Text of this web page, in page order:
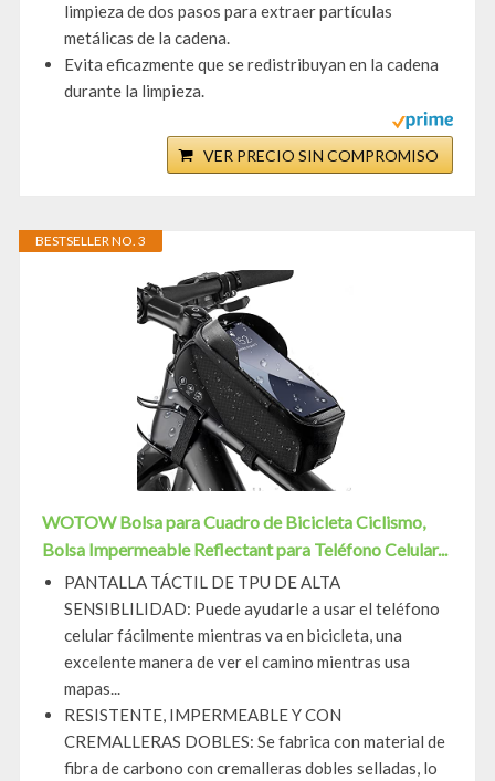
limpieza de dos pasos para extraer partículas
metálicas de la cadena.
Evita eficazmente que se redistribuyan en la cadena
durante la limpieza.
VER PRECIO SIN COMPROMISO
BESTSELLER NO. 3
WOTOW Bolsa para Cuadro de Bicicleta Ciclismo,
Bolsa Impermeable Reflectant para Teléfono Celular...
PANTALLA TÁCTIL DE TPU DE ALTA
SENSIBLILIDAD: Puede ayudarle a usar el teléfono
celular fácilmente mientras va en bicicleta, una
excelente manera de ver el camino mientras usa
mapas...
RESISTENTE, IMPERMEABLE Y CON
CREMALLERAS DOBLES: Se fabrica con material de
fibra de carbono con cremalleras dobles selladas, lo